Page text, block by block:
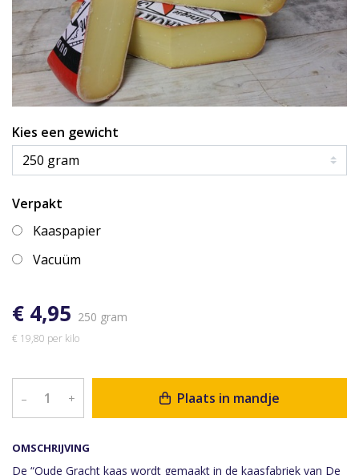
OMSCHRIJVING
De “Oude Gracht kaas wordt gemaakt in de kaasfabriek van De
Kies een gewicht
Verpakt
Kaaspapier
Vacuüm
€ 4,95 250 gram
€ 19,80 per kilo
– + Plaats in mandje